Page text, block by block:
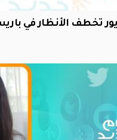
تخطف الأنظار في